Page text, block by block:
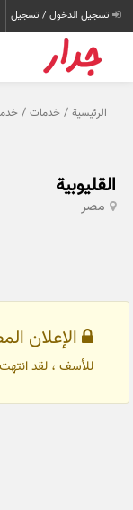
تسجيل الدخول / تسجيل
الرئيسية /خدمات /
القليوبية
مصر
الإعلان
للأسف ، لقد